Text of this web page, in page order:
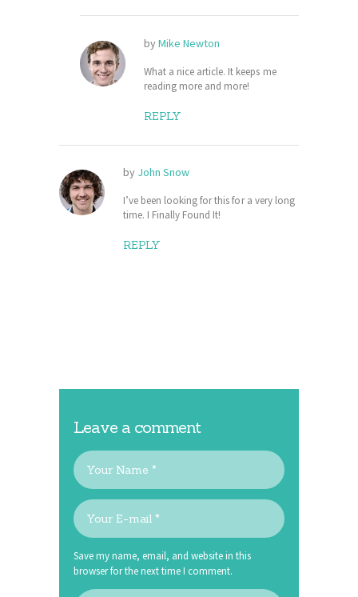
byMike Newton
What a nice article. It keeps me
reading more and more!
REPLY
by John Snow
I’ve been looking for this for a very long
time. I Finally Found It!
REPLY
Leave a comment
Save my name, email, and website in this
browser for the next time I comment.